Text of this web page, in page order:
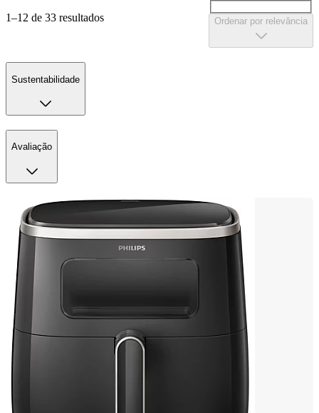
1–12 de 33 resultados Ordenar por relevância
Sustentabilidade
Avaliação